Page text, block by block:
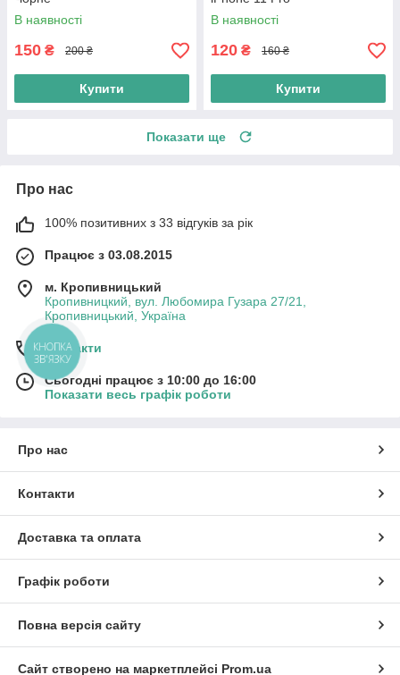
В наявності
150 ₴ 200 ₴
Купити
В наявності
120 ₴ 160 ₴
Купити
Показати ще
Про нас
100% позитивних з 33 відгуків за рік
Працює з 03.08.2015
м. Кропивницький
Кропивницкий, вул. Любомира Гузара 27/21,
Кропивницький, Україна
Контакти
Сьогодні працює з 10:00 до 16:00
Показати весь графік роботи
Про нас
Контакти
Доставка та оплата
Графік роботи
Повна версія сайту
Сайт створено на маркетплейсі Prom.ua
КНОПКА
ЗВ'ЯЗКУ